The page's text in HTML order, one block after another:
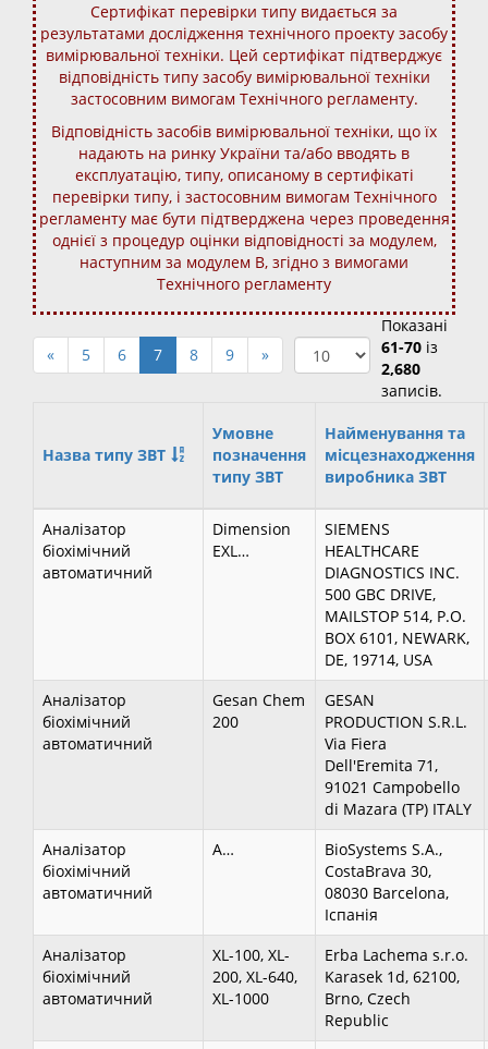
Сертифікат перевірки типу видається за
результатами дослідження технічного проекту засобу
вимірювальної техніки. Цей сертифікат підтверджує
відповідність типу засобу вимірювальної техніки
застосовним вимогам Технічного регламенту.
Відповідність засобів вимірювальної техніки, що їх
надають на ринку України та/або вводять в
експлуатацію, типу, описаному в сертифікаті
перевірки типу, і застосовним вимогам Технічного
регламенту має бути підтверджена через проведення
однієї з процедур оцінки відповідності за модулем,
наступним за модулем В, згідно з вимогами
Технічного регламенту
« 5 6 7 8 9 »
Показані
61-70 із
2,680
записів.
Назва типу ЗВТ
Умовне
позначення
типу ЗВТ
Найменування та
місцезнаходження
виробника ЗВТ
Аналізатор
біохімічний
автоматичний
Dimension
EXL…
SIEMENS
HEALTHCARE
DIAGNOSTICS INC.
500 GBC DRIVE,
MAILSTOP 514, P.O.
BOX 6101, NEWARK,
DE, 19714, USA
Аналізатор
біохімічний
автоматичний
Gesan Chem
200
GESAN
PRODUCTION S.R.L.
Via Fiera
Dell'Eremita 71,
91021 Campobello
di Mazara (TP) ITALY
Аналізатор
біохімічний
автоматичний
А…
BioSystems S.A.,
CostaBrava 30,
08030 Barcelona,
Іспанія
Аналізатор
біохімічний
автоматичний
XL-100, XL-
200, XL-640,
XL-1000
Erba Lachema s.r.o.
Karasek 1d, 62100,
Brno, Czech
Republic